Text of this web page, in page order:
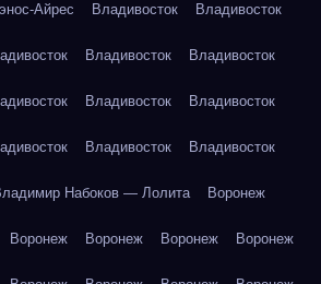
Айрес Владивосток Владивосток
Владивосток Владивосток
Владивосток Владивосток
Владивосток Владивосток
Набоков — Лолита Воронеж
Воронеж Воронеж Воронеж Воронеж